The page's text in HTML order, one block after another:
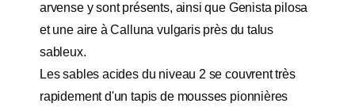
arvense y sont présents, ainsi que Genista pilosa
et une aire à Calluna vulgaris près du talus
sableux.
Les sables acides du niveau 2 se couvrent très
rapidement d'un tapis de mousses pionnières